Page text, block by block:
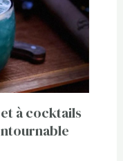
à cocktails